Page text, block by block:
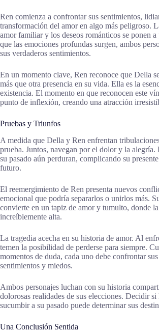
Ren comienza a confrontar sus sentimientos,
transformación del amor en algo más peligroso.
amor familiar y los deseos románticos se ponen a
que las emociones profundas surgen, ambos
sus verdaderos sentimientos.
En un momento clave, Ren reconoce que Della
más que otra presencia en su vida. Ella es la
existencia. El momento en que reconocen este
punto de inflexión, creando una atracción
Pruebas y Triunfos
A medida que Della y Ren enfrentan
prueba. Juntos, navegan por el dolor y la alegría.
su pasado aún perduran, complicando su
futuro.
El reemergimiento de Ren presenta nuevos
emocional que podría separarlos o unirlos más.
convierte en un tapiz de amor y tumulto, donde la
increíblemente alta.
La tragedia acecha en su historia de amor. Al
temen la posibilidad de perderse para siempre.
momentos de duda, cada uno debe confrontar
sentimientos y miedos.
Ambos personajes luchan con su historia
dolorosas realidades de sus elecciones. Decidir
sucumbir a su pasado puede determinar sus
Una Conclusión Sentida